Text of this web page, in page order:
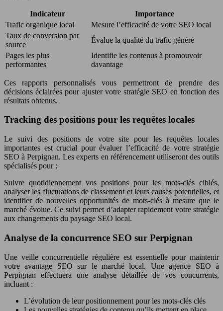
Indicateur
Importance
Trafic organique local
Mesure l’efficacité de votre SEO local
Taux de conversion par
source
Évalue la qualité du trafic généré
Pages les plus
performantes
Identifie les contenus à promouvoir
davantage
Ces rapports personnalisés vous permettront de prendre des
décisions éclairées pour ajuster votre stratégie SEO en fonction des
résultats obtenus.
Tracking des positions pour les requêtes locales
Le suivi des positions de votre site pour les requêtes locales
importantes est crucial pour évaluer l’efficacité de votre stratégie
SEO à Perpignan. Les experts en référencement utiliseront des outils
spécialisés pour :
Suivre quotidiennement vos positions pour les mots-clés ciblés,
analyser les fluctuations de classement et leurs causes potentielles, et
identifier de nouvelles opportunités de mots-clés à mesure que le
marché évolue. Ce suivi permet d’adapter rapidement votre stratégie
aux changements du paysage SEO local.
Analyse de la concurrence SEO sur Perpignan
Une veille concurrentielle régulière est essentielle pour maintenir
votre avantage SEO sur le marché local. Une agence SEO à
Perpignan effectuera une analyse détaillée de vos concurrents,
incluant :
L’évolution de leur positionnement pour les mots-clés clés